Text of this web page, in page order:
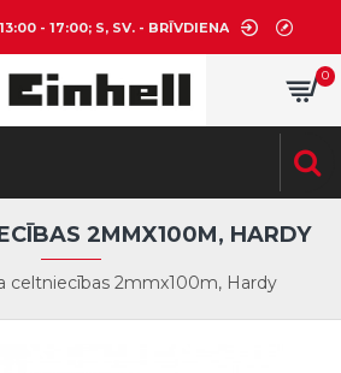
- 17:00; S, SV. - BRĪVDIENA
0
celtniecības 2mmx100m, Hardy
2MMX100M, HARDY